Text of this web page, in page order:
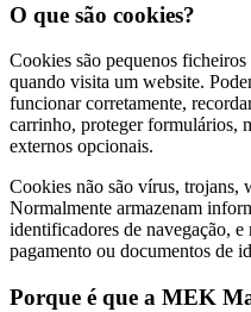
O que são cookies?
Cookies são pequenos
quando visita um website.
funcionar corretamente,
carrinho, proteger formulários,
externos opcionais.
Cookies não são vírus, trojans,
Normalmente armazenam
identificadores de navegação,
pagamento ou documentos de
Porque é que a MEK